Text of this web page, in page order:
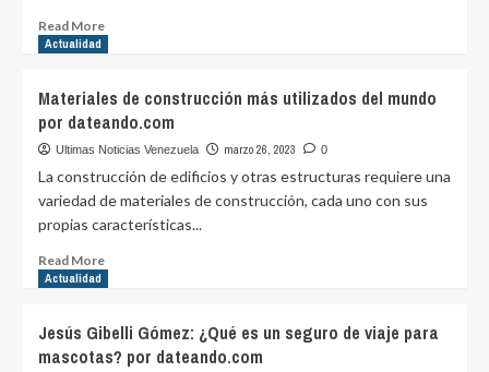
fundamentales
para
desarrollo
de
por
dateando.com
Read MoreRead
Cano
Caporales:
El
Naranja
a
Zamora
casa
por
Actualidad
Materiales de construcción más utilizados del mundo
por dateando.com
Ultimas Noticias Venezuela marzo 26, 2023 0
La construcción de edificios y otras estructuras requiere una
variedad de materiales de construcción, cada uno con sus
propias características...
Read MoreRead
de
construcción
Actualidad
Jesús Gibelli Gómez: ¿Qué es un seguro de viaje para
mascotas? por dateando.com